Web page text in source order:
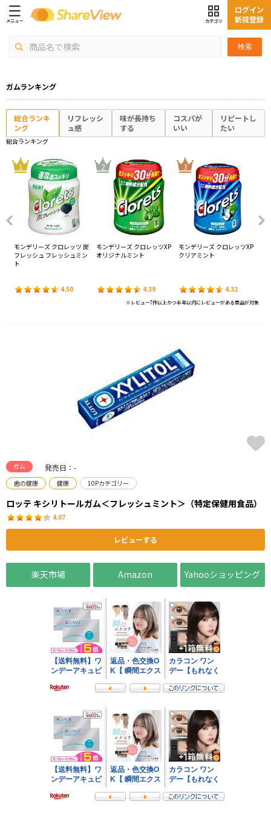
検索
ログイン
新規登録
ガムランキング
総合ランキ
ング
リフレッシ
ュ感
味が長持ち
する
コスパが
いい
リピートし
たい
総合ランキング
1
モンデリーズ クロレッツ 炭
フレッシュ フレッシュミン
ト
4.50
2
モンデリーズ クロレッツXP
オリジナルミント
4.39
3
モンデリーズ クロレッツXP
クリアミント
4.32
※レビュー7件以上かつ半年以内にレビューがある商品が対象
ガム 発売日：-
歯の健康 健康 10Pカテゴリー
ロッテ キシリトールガム＜フレッシュミント＞（特定保健用食品）
4.07
レビューする
楽天市場 Amazon Yahooショッピング